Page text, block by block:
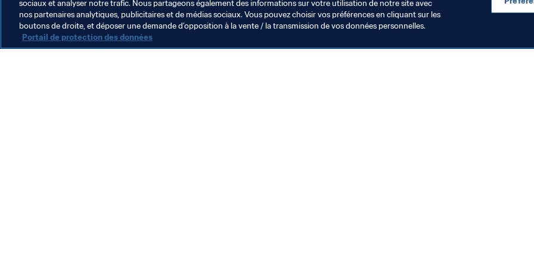
sociaux et analyser notre trafic. Nous partageons également des informations sur votre utilisation de notre site avec
nos partenaires analytiques, publicitaires et de médias sociaux. Vous pouvez choisir vos préférences en cliquant sur les
boutons de droite, et déposer une demande d’opposition à la vente / la transmission de vos données personnelles.
Portail de protection des données